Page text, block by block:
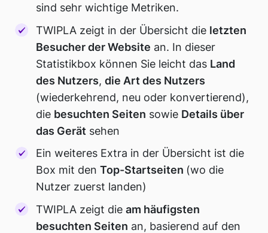
sind sehr wichtige Metriken.
TWIPLA zeigt in der Übersicht die letzten
Besucher der Website an. In dieser
Statistikbox können Sie leicht das Land
des Nutzers,die Art des Nutzers
(wiederkehrend, neu oder konvertierend),
die besuchten Seiten sowie Details über
das Gerät sehen
Ein weiteres Extra in der Übersicht ist die
Box mit denTop-Startseiten (wo die
Nutzer zuerst landen)
TWIPLA zeigt dieam häufigsten
besuchten Seiten an, basierend auf den